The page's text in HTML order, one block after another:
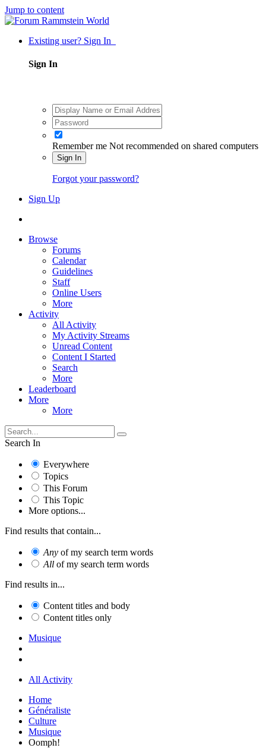
Jump to content
Existing user? Sign In
Sign In
Remember me Not recommended on shared computers
Sign In
Forgot your password?
Sign Up
Browse
Forums
Calendar
Guidelines
Staff
Online Users
More
Activity
All Activity
My Activity Streams
Unread Content
Content I Started
Search
More
Leaderboard
More
More
Search In
Everywhere
Topics
This Forum
This Topic
More options...
Find results that contain...
Any of my search term words
All of my search term words
Find results in...
Content titles and body
Content titles only
Musique
All Activity
Home
Généraliste
Culture
Musique
Oomph!